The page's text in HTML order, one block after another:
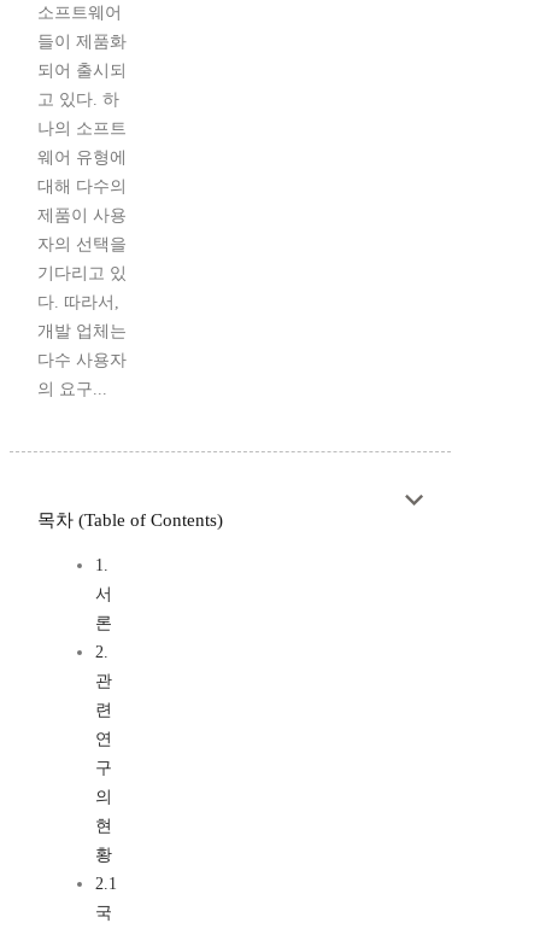
소프트웨어
들이 제품화
되어 출시되
고 있다. 하
나의 소프트
웨어 유형에
대해 다수의
제품이 사용
자의 선택을
기다리고 있
다. 따라서,
개발 업체는
다수 사용자
의 요구...
목차 (Table of Contents)
1.
서
론
2.
관
련
연
구
의
현
황
2.1
국